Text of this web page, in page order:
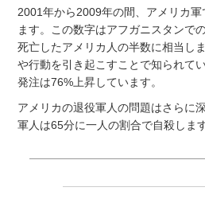
2001年から2009年の間、アメリカ
ます。この数字はアフガニスタンで
死亡したアメリカ人の半数に相当し
や行動を引き起こすことで知られて
発注は76%上昇しています。
アメリカの退役軍人の問題はさらに
軍人は65分に一人の割合で自殺しま